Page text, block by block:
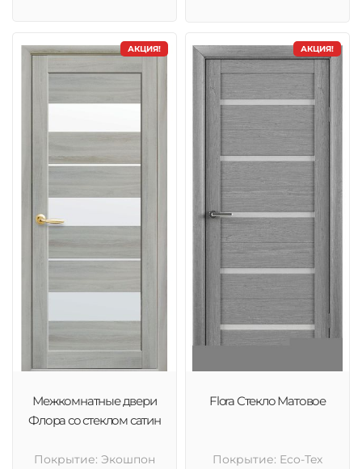
АКЦИЯ!
Межкомнатные двери
Флора со стеклом сатин
Покрытие: Экошпон
АКЦИЯ!
Flora Стекло Матовое
Покрытие: Eco-Tex